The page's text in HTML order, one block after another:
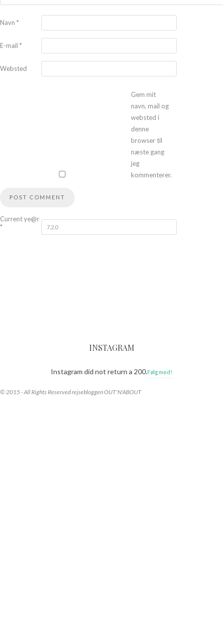
Navn *
E-mail *
Websted
Gem mit
navn, mail og
websted i
denne
browser til
næste gang
jeg
kommenterer.
Current ye@r
*
INSTAGRAM
Instagram did not return a 200.Følg med!
© 2015 - All Rights Reserved rejsebloggen OUT'N'ABOUT